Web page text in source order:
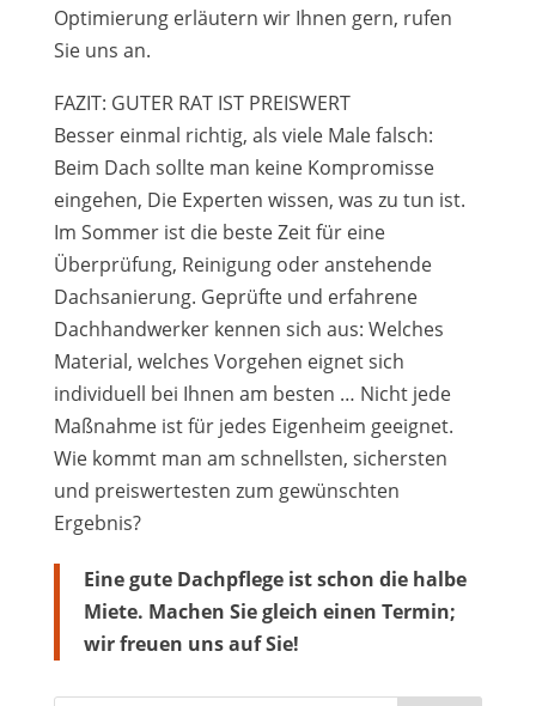
Optimierung erläutern wir Ihnen gern, rufen
Sie uns an.
FAZIT: GUTER RAT IST PREISWERT
Besser einmal richtig, als viele Male falsch:
Beim Dach sollte man keine Kompromisse
eingehen, Die Experten wissen, was zu tun ist.
Im Sommer ist die beste Zeit für eine
Überprüfung, Reinigung oder anstehende
Dachsanierung. Geprüfte und erfahrene
Dachhandwerker kennen sich aus: Welches
Material, welches Vorgehen eignet sich
individuell bei Ihnen am besten … Nicht jede
Maßnahme ist für jedes Eigenheim geeignet.
Wie kommt man am schnellsten, sichersten
und preiswertesten zum gewünschten
Ergebnis?
Eine gute Dachpflege ist schon die halbe
Miete. Machen Sie gleich einen Termin;
wir freuen uns auf Sie!